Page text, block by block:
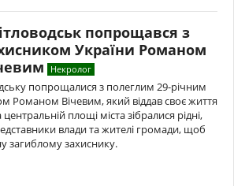
попрощався з
України Романом
Некролог
попрощалися з полеглим 29-річним
Вічевим, який віддав своє життя
площі міста зібралися рідні,
влади та жителі громади, щоб
загиблому захиснику.